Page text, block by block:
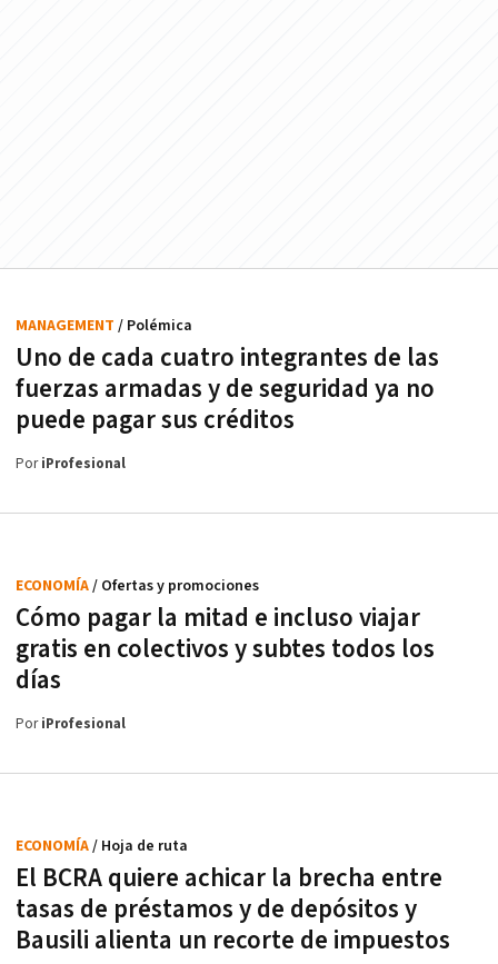
Uno de cada cuatro integrantes de las
fuerzas armadas y de seguridad ya no
puede pagar sus créditos
MANAGEMENT / Polémica
PoriProfesional
Cómo pagar la mitad e incluso viajar
gratis en colectivos y subtes todos los
días
ECONOMÍA/ Ofertas y promociones
PoriProfesional
El BCRA quiere achicar la brecha entre
tasas de préstamos y de depósitos y
Bausili alienta un recorte de impuestos
ECONOMÍA/ Hoja de ruta